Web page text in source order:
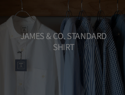
JAMES & CO. STANDARD
SHIRT